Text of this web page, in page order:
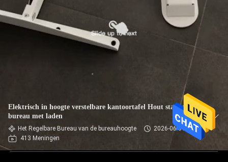
Elektrisch in hoogte verstelbare kantoortafel Hout staande
bureau met laden
Het Regelbare Bureau van de bureauhoogte
2026-06-01
413 Meningen